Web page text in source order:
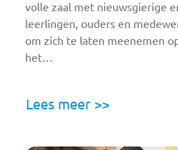
volle zaal met nieuwsgierige
leerlingen, ouders en
om zich te laten meenemen
het…
Lees meer >>